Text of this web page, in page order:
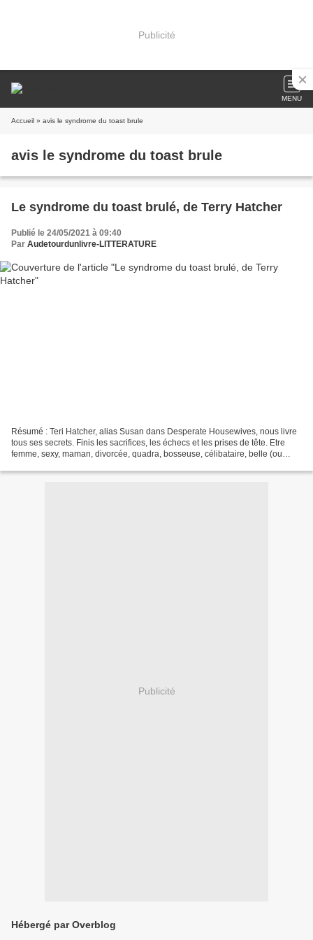
Publicité
MENU
Accueil » avis le syndrome du toast brule
avis le syndrome du toast brule
Le syndrome du toast brulé, de Terry Hatcher
Publié le 24/05/2021 à 09:40
Par Audetourdunlivre-LITTERATURE
Résumé : Teri Hatcher, alias Susan dans Desperate Housewives, nous livre
tous ses secrets. Finis les sacrifices, les échecs et les prises de tête. Etre
femme, sexy, maman, divorcée, quadra, bosseuse, célibataire, belle (ou
Publicité
Hébergé par Overblog